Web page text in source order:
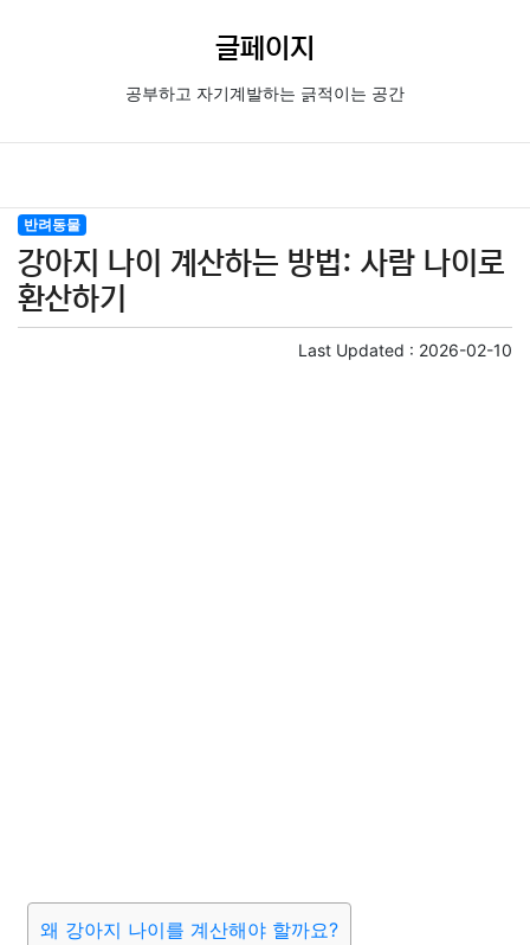
글페이지
공부하고 자기계발하는 긁적이는 공간
반려동물
강아지 나이 계산하는 방법: 사람 나이로
환산하기
Last Updated : 2026-02-10
왜 강아지 나이를 계산해야 할까요?